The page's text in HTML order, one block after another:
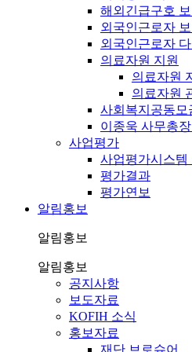
해외긴급구호
외국인근로자
외국인근로자
의료자원 지원
의료자원
의료자원
사회복지공동모
이종욱 사무총
사업평가
사업평가시스템
평가결과
평가연보
알림홍보
알림홍보
알림홍보
공지사항
보도자료
KOFIH 소식
홍보자료
재단 브로슈어